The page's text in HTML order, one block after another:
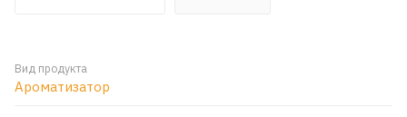
Вид продукта
Ароматизатор